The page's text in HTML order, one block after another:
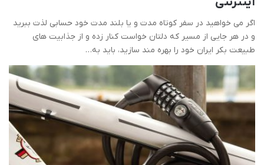
اگر می خواهید در سفر کوتاه مدت و یا بلند مدت خود حسابی لذت ببرید
و در هر جایی از مسیر که دلتان خواست کنار زده و از جذابیت های
طبیعت بکر ایران خود را بهره مند سازید، باید به…